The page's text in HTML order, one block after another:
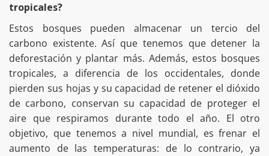
tropicales?
Estos bosques pueden almacenar un tercio del
carbono existente. Así que tenemos que detener la
deforestación y plantar más. Además, estos bosques
tropicales, a diferencia de los occidentales, donde
pierden sus hojas y su capacidad de retener el dióxido
de carbono, conservan su capacidad de proteger el
aire que respiramos durante todo el año. El otro
objetivo, que tenemos a nivel mundial, es frenar el
aumento de las temperaturas: de lo contrario, ya